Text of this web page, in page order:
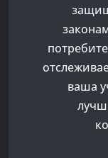
ваша